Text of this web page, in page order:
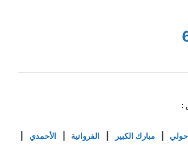
:
حولي|مبارك الكبير الفروانية الأحمدي